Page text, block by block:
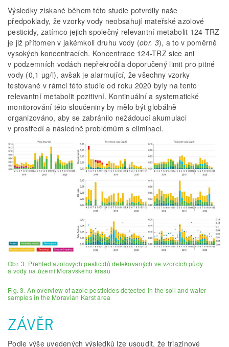
Výsledky získané během této studie potvrdily naše
předpoklady, že vzorky vody neobsahují mateřské azolové
pesticidy, zatímco jejich společný relevantní metabolit 124-TRZ
je již přítomen v jakémkoli druhu vody (obr. 3), a to v poměrně
vysokých koncentracích. Koncentrace 124-TRZ sice ani
v podzemních vodách nepřekročila doporučený limit pro pitné
vody (0,1 µg/l), avšak je alarmující, že všechny vzorky
testované v rámci této studie od roku 2020 byly na tento
relevantní metabolit pozitivní. Kontinuální a systematické
monitorování této sloučeniny by mělo být globálně
organizováno, aby se zabránilo nežádoucí akumulaci
v prostředí a následně problémům s eliminací.
Obr. 3. Přehled azolových pesticidů detekovaných ve vzorcích půdy
a vody na území Moravského krasu
Fig. 3. An overview of azole pesticides detected in the soil and water
samples in the Moravian Karst area
ZÁVĚR
Podle výše uvedených výsledků lze usoudit, že triazinové